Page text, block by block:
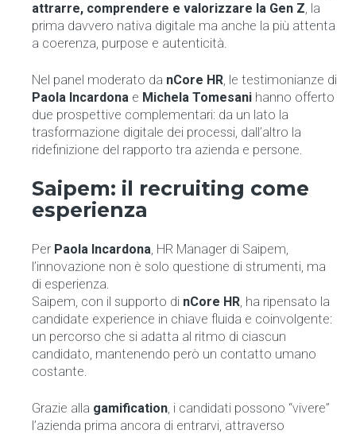
attrarre, comprendere e valorizzare la Gen Z, la
prima davvero nativa digitale ma anche la più attenta
a coerenza, purpose e autenticità.
Nel panel moderato da nCore HR, le testimonianze di
Paola Incardona e Michela Tomesani hanno offerto
due prospettive complementari: da un lato la
trasformazione digitale dei processi, dall’altro la
ridefinizione del rapporto tra azienda e persone.
Saipem: il recruiting come
esperienza
Per Paola Incardona, HR Manager di Saipem,
l’innovazione non è solo questione di strumenti, ma
di esperienza.
Saipem, con il supporto di nCore HR, ha ripensato la
candidate experience in chiave fluida e coinvolgente:
un percorso che si adatta al ritmo di ciascun
candidato, mantenendo però un contatto umano
costante.
Grazie alla gamification, i candidati possono “vivere”
l’azienda prima ancora di entrarvi, attraverso